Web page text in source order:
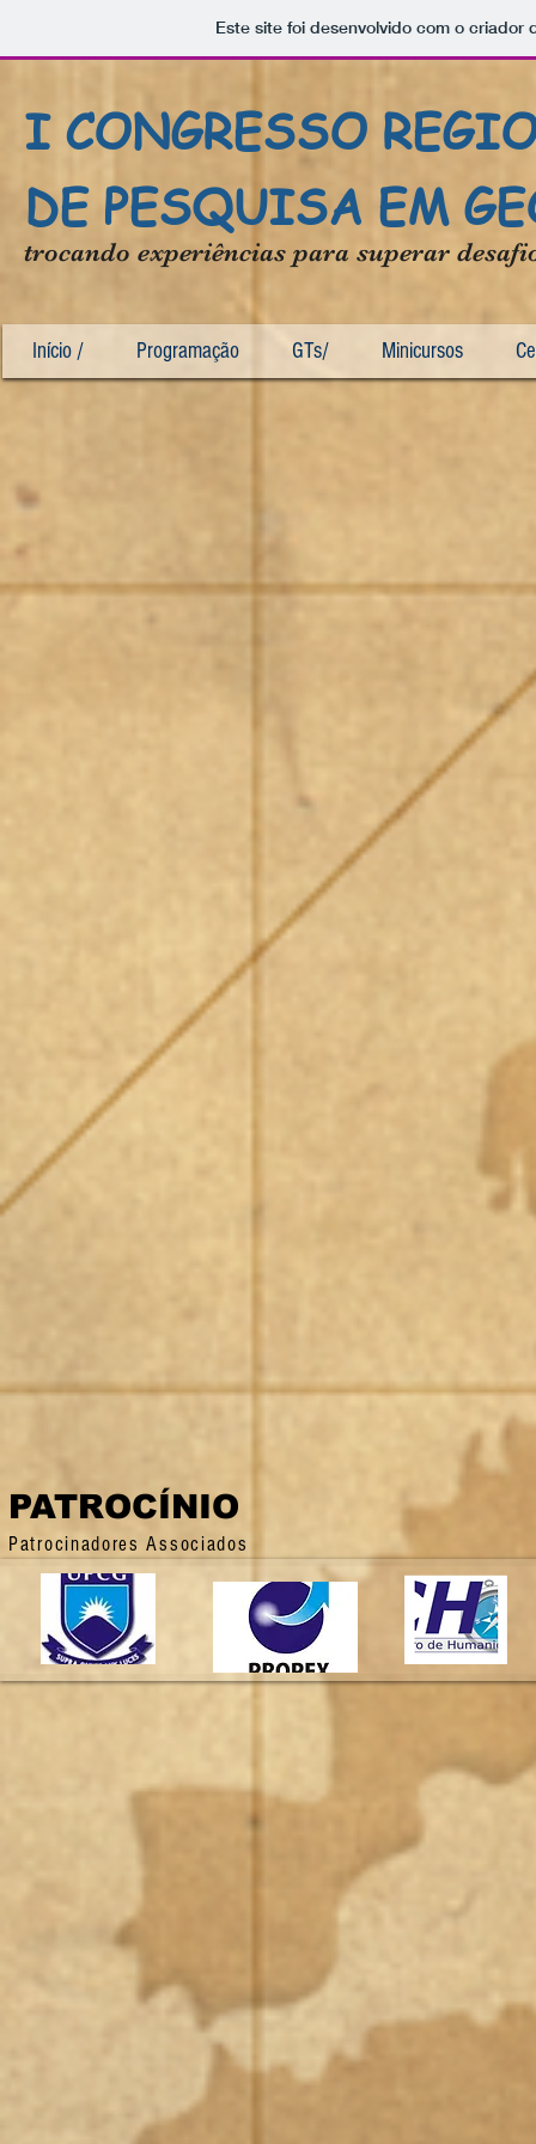
Este site foi desenvolvido com o criador
I CONGRESSO
DE PESQUISA EM
trocando experiências para superar
Início / Programação GTs/ Minicursos
PATROCÍNIO
Patrocinadores Associados